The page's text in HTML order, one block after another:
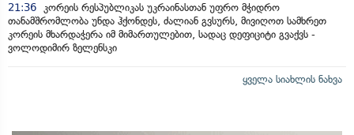
21:36
კორეის რესპუბლიკას უკრაინასთან უფრო მჭიდრო
თანამშრომლობა უნდა ჰქონდეს, ძალიან გვსურს, მივიღოთ სამხრეთ
კორეის მხარდაჭერა იმ მიმართულებით, სადაც დეფიციტი გვაქვს -
ვოლოდიმირ ზელენსკი
ყველა სიახლის ნახვა